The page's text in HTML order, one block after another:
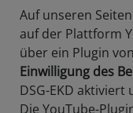
Auf unseren
auf der Plattform
über ein Plugin
Einwilligung des
DSG-EKD
Die YouTube-